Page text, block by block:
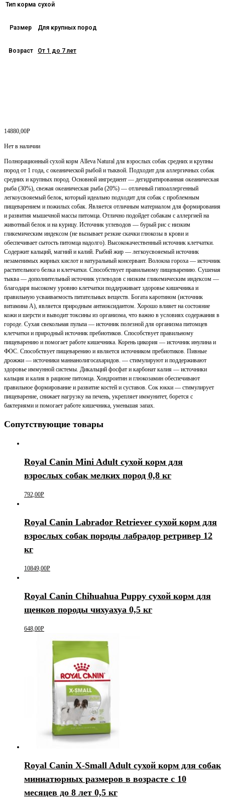
Тип корма сухой
Размер Для крупных пород
Возраст От 1 до 7 лет
14880,00Р
Нет в наличии
Полнорационный сухой корм Alleva Natural для взрослых собак средних и крупны
пород от 1 года, с океанической рыбой и тыквой. Подходит для аллергичных собак
средних и крупных пород. Основной ингредиент — дегидратированная океаническая
рыба (30%), свежая океаническая рыба (20%) — отличный гипоаллергенный
легкоусвояемый белок, который идеально подходит для собак с проблемным
пищеварением и пожилых собак. Является отличным материалом для формирования
и развития мышечной массы питомца. Отлично подойдет собакам с аллергией на
животный белок и на курицу. Источник углеводов — бурый рис с низким
гликемическим индексом (не вызывает резкие скачки глюкозы в крови и
обеспечивает сытость питомца надолго). Высококачественный источник клетчатки.
Содержит кальций, магний и калий. Рыбий жир — легкоусвояемый источник
незаменимых жирных кислот и натуральный консервант. Волокна гороха — источник
растительного белка и клетчатки. Способствует правильному пищеварению. Сушеная
тыква — дополнительный источник углеводов с низким гликемическим индексом —
благодаря высокому уровню клетчатки поддерживает здоровье кишечника и
правильную усваиваемость питательных веществ. Богата каротином (источник
витамина А), является природным антиоксидантом. Хорошо влияет на состояние
кожи и шерсти и выводит токсины из организма, что важно в условиях содержания в
городе. Сухая свекольная пульпа — источник полезной для организма питомцев
клетчатки и природный источник пребиотиков. Способствует правильному
пищеварению и помогает работе кишечника. Корень цикория — источник инулина и
ФОС. Способствует пищеварению и является источником пребиотиков. Пивные
дрожжи — источники маннанолигосахаридов. — стимулируют и поддерживают
здоровье иммунной системы. Дикальций фосфат и карбонат калия — источники
кальция и калия в рационе питомца. Хондроитин и глюкозамин обеспечивают
правильное формирование и развитие костей и суставов. Сок юкки — стимулирует
пищеварение, снижает нагрузку на печень, укрепляет иммунитет, борется с
бактериями и помогает работе кишечника, уменьшая запах.
Сопутствующие товары
Royal Canin Mini Adult сухой корм для
взрослых собак мелких пород 0,8 кг
792,00Р
Royal Canin Labrador Retriever сухой корм для
взрослых собак породы лабрадор ретривер 12
кг
10849,00Р
Royal Canin Chihuahua Puppy сухой корм для
щенков породы чихуахуа 0,5 кг
648,00Р
Royal Canin X-Small Adult сухой корм для собак
миниатюрных размеров в возрасте c 10
месяцев до 8 лет 0,5 кг